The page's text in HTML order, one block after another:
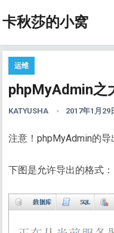
卡秋莎的小窝
运维
phpMyAdmin之
KATYUSHA 2017年1月29
注意！phpMyAdmin的
下图是允许导出的格式：